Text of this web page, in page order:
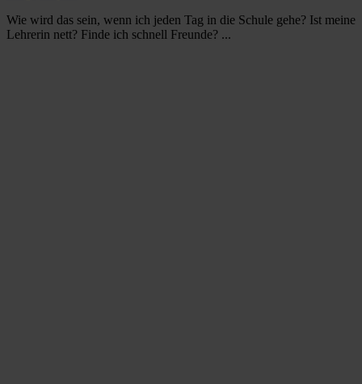
Wie wird das sein, wenn ich jeden Tag in die Schule gehe? Ist meine
Lehrerin nett? Finde ich schnell Freunde? ...